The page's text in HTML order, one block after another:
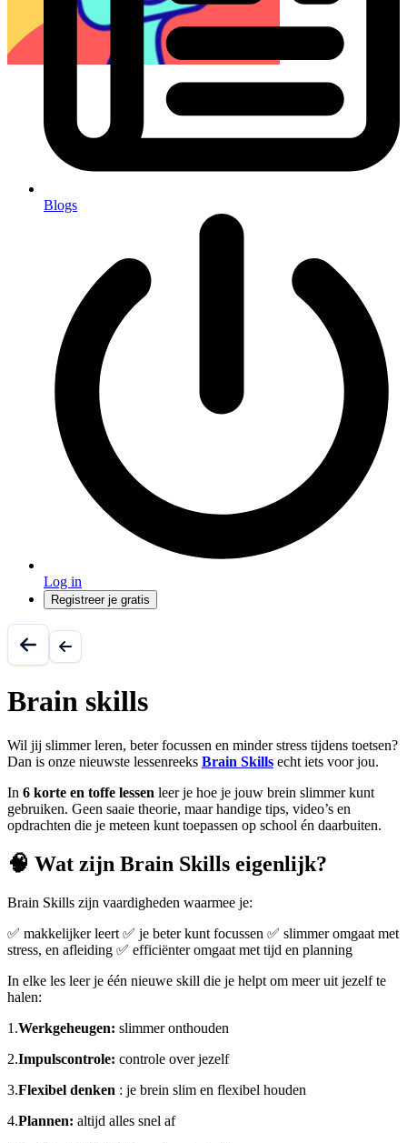
Blogs
Log in
Registreer je gratis
Brain skills
Wil jij slimmer leren, beter focussen en minder stress tijdens toetsen?
Dan is onze nieuwste lessenreeks Brain Skills echt iets voor jou.
In 6 korte en toffe lessen leer je hoe je jouw brein slimmer kunt
gebruiken. Geen saaie theorie, maar handige tips, video’s en
opdrachten die je meteen kunt toepassen op school én daarbuiten.
🧠 Wat zijn Brain Skills eigenlijk?
Brain Skills zijn vaardigheden waarmee je:
✅ makkelijker leert ✅ je beter kunt focussen ✅ slimmer omgaat met
stress, en afleiding ✅ efficiënter omgaat met tijd en planning
In elke les leer je één nieuwe skill die je helpt om meer uit jezelf te
halen:
1.Werkgeheugen: slimmer onthouden
2.Impulscontrole: controle over jezelf
3.Flexibel denken : je brein slim en flexibel houden
4.Plannen: altijd alles snel af